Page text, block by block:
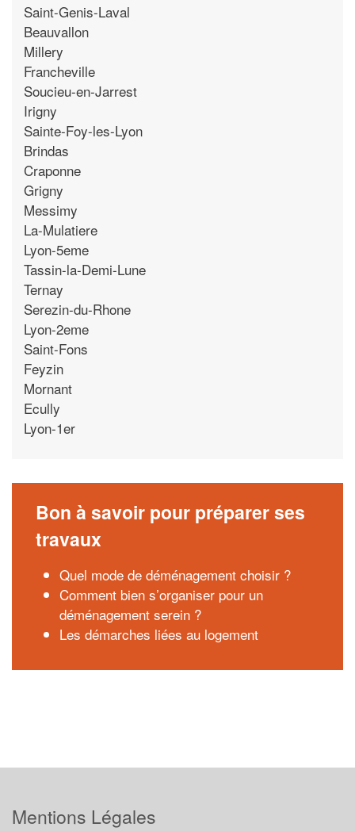
Saint-Genis-Laval
Beauvallon
Millery
Francheville
Soucieu-en-Jarrest
Irigny
Sainte-Foy-les-Lyon
Brindas
Craponne
Grigny
Messimy
La-Mulatiere
Lyon-5eme
Tassin-la-Demi-Lune
Ternay
Serezin-du-Rhone
Lyon-2eme
Saint-Fons
Feyzin
Mornant
Ecully
Lyon-1er
Bon à savoir pour préparer ses
travaux
Quel mode de déménagement choisir ?
Comment bien s’organiser pour un
déménagement serein ?
Les démarches liées au logement
Mentions Légales